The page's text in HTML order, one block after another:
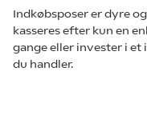
Indkøbsposer er dyre
kasseres efter kun en
gange eller invester i et
du handler.